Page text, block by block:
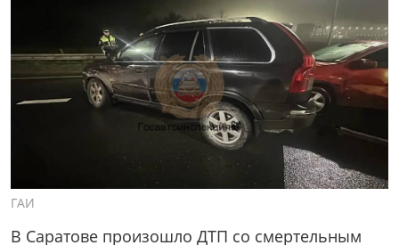
ГАИ
В Саратове произошло ДТП со смертельным